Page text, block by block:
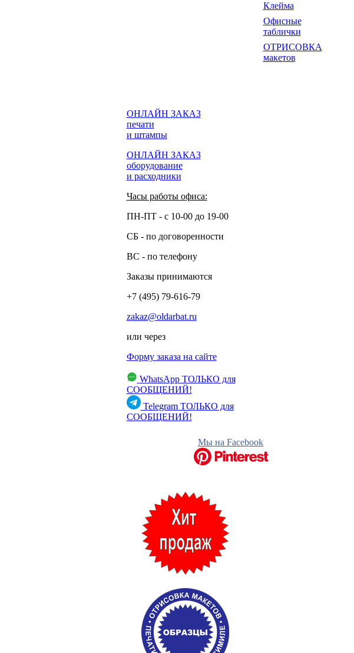
Клейма
Офисные
таблички
ОТРИСОВКА
макетов
ОНЛАЙН ЗАКАЗ
печати
и штампы
ОНЛАЙН ЗАКАЗ
оборудование
и расходники
Часы работы офиса:
ПН-ПТ - с 10-00 до 19-00
СБ - по договоренности
ВС - по телефону
Заказы принимаются
+7 (495) 79-616-79
zakaz@oldarbat.ru
или через
Форму заказа на сайте
WhatsAppТОЛЬКО для
СООБЩЕНИЙ!
TelegramТОЛЬКО для
СООБЩЕНИЙ!
Мы на Facebook